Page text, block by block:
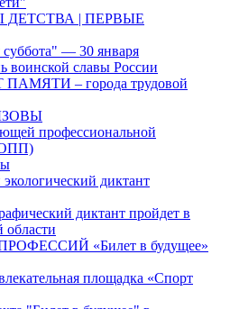
ДЕТСТВА | ПЕРВЫЕ
— 30 января
воинской славы России
– города трудовой
профессиональной
диктант
диктант пройдет в
области
«Билет в будущее»
площадка «Спорт